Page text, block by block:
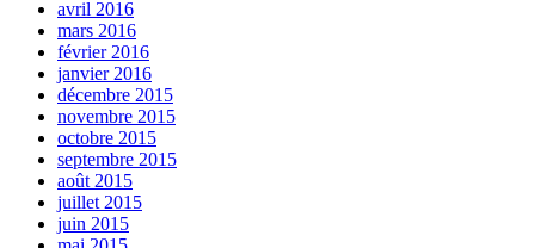
avril 2016
mars 2016
février 2016
janvier 2016
décembre 2015
novembre 2015
octobre 2015
septembre 2015
août 2015
juillet 2015
juin 2015